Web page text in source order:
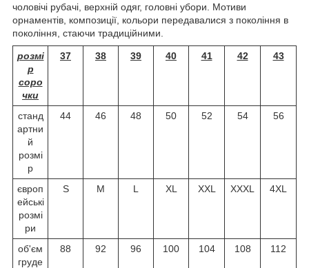
чоловічі рубачі, верхній одяг, головні убори. Мотиви
орнаментів, композиції, кольори передавалися з покоління в
покоління, стаючи традиційними.
розмі
р
соро
чки
37 38 39 40 41 42 43
станд
артни
й
розмі
р
44 46 48 50 52 54 56
європ
ейські
розмі
ри
S M L XL XXL XXXL 4XL
об'єм
груде
88 92 96 100 104 108 112